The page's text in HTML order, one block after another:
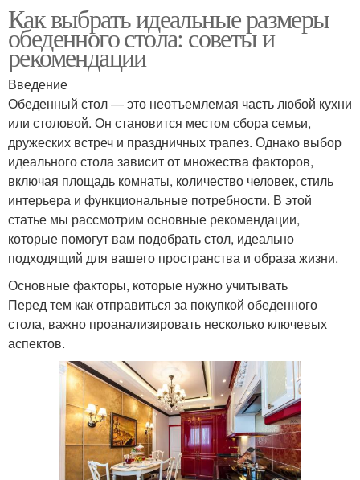
Как выбрать идеальные размеры
обеденного стола: советы и
рекомендации
Введение
Обеденный стол — это неотъемлемая часть любой кухни
или столовой. Он становится местом сбора семьи,
дружеских встреч и праздничных трапез. Однако выбор
идеального стола зависит от множества факторов,
включая площадь комнаты, количество человек, стиль
интерьера и функциональные потребности. В этой
статье мы рассмотрим основные рекомендации,
которые помогут вам подобрать стол, идеально
подходящий для вашего пространства и образа жизни.
Основные факторы, которые нужно учитывать
Перед тем как отправиться за покупкой обеденного
стола, важно проанализировать несколько ключевых
аспектов.